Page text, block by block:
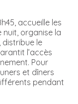
accueille les
nuit, organise la
le
l’accès
Pour
et dîners
pendant